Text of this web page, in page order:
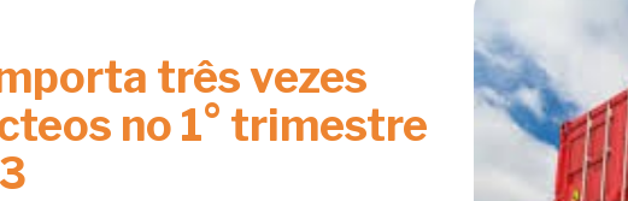
três vezes
no 1° trimestre